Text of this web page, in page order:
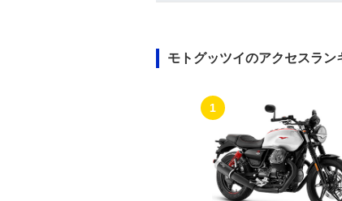
モトグッツイのアクセスラン
1